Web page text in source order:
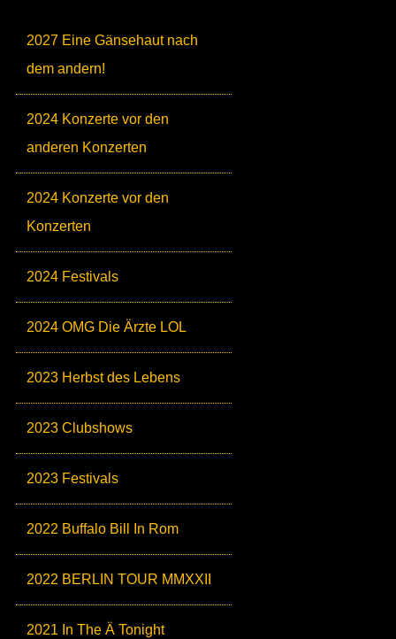
2027 Eine Gänsehaut nach
dem andern!
2024 Konzerte vor den
anderen Konzerten
2024 Konzerte vor den
Konzerten
2024 Festivals
2024 OMG Die Ärzte LOL
2023 Herbst des Lebens
2023 Clubshows
2023 Festivals
2022 Buffalo Bill In Rom
2022 BERLIN TOUR MMXXII
2021 In The Ä Tonight